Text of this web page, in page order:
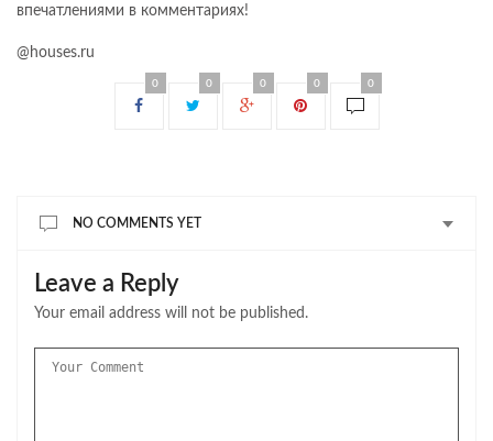
впечатлениями в комментариях!
@houses.ru
0 0 0 0 0
NO COMMENTS YET
Leave a Reply
Your email address will not be published.